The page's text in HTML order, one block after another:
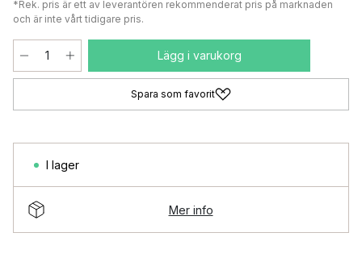
*Rek. pris är ett av leverantören rekommenderat pris på marknaden
och är inte vårt tidigare pris.
Lägg i varukorg
Spara som favorit
I lager
Mer info